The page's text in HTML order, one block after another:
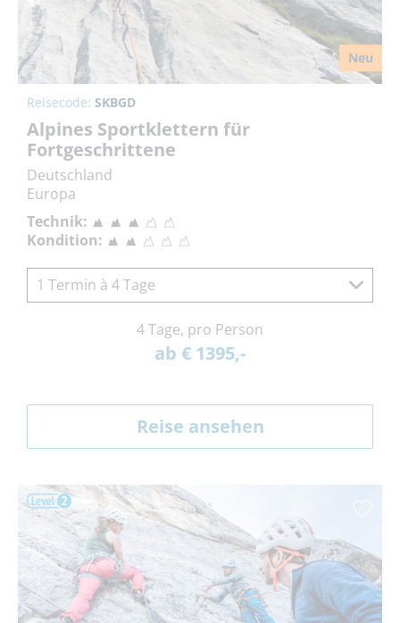
Neu
Reisecode: SKBGD
Alpines Sportklettern für
Fortgeschrittene
Deutschland
Europa
Technik:
Kondition:
1 Termin à 4 Tage
4 Tage, pro Person
ab € 1395,-
Reise ansehen